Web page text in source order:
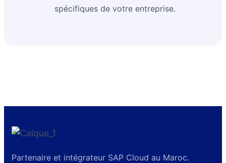
spécifiques de votre entreprise.
Partenaire et intégrateur SAP Cloud au Maroc.